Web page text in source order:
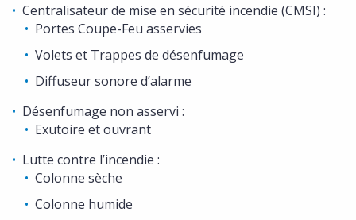
Centralisateur de mise en sécurité incendie (CMSI) :
Portes Coupe-Feu asservies
Volets et Trappes de désenfumage
Diffuseur sonore d’alarme
Désenfumage non asservi :
Exutoire et ouvrant
Lutte contre l’incendie :
Colonne sèche
Colonne humide